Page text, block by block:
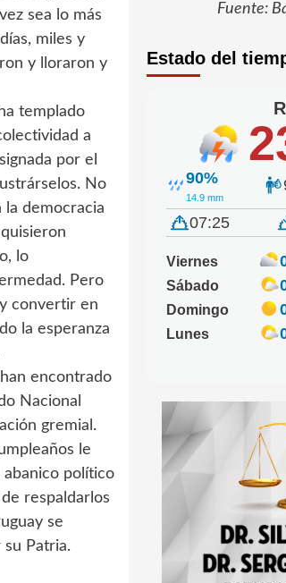
sea lo más
miles y
y lloraron y
templado
a
por el
No
la democracia
lo
Pero
convertir en
la esperanza
encontrado
Nacional
gremial.
le
político
respaldarlos
se
Patria.
Fuente:
Estado del
90%
14.9 mm
07:25
Viernes
Sábado
Domingo
Lunes